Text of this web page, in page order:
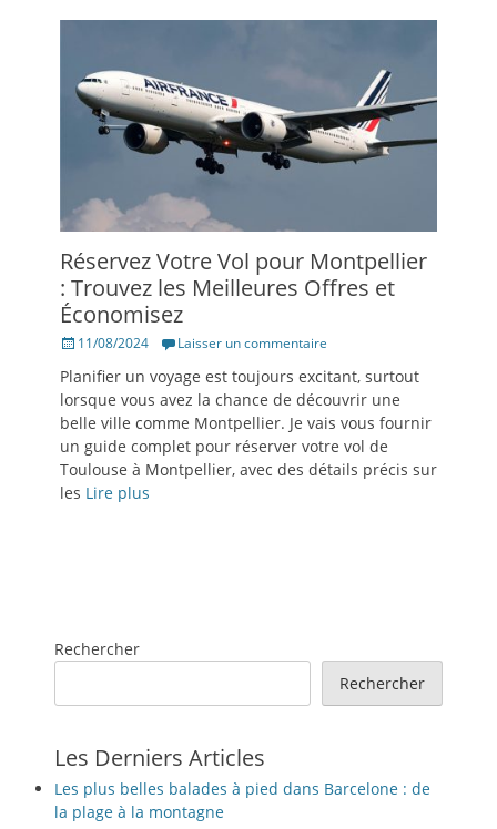
Réservez Votre Vol pour Montpellier
: Trouvez les Meilleures Offres et
Économisez
Posté11/08/2024 Laisser un commentaire
Planifier un voyage est toujours excitant, surtout
lorsque vous avez la chance de découvrir une
belle ville comme Montpellier. Je vais vous fournir
un guide complet pour réserver votre vol de
Toulouse à Montpellier, avec des détails précis sur
les Lire plus
Rechercher
Rechercher
Les Derniers Articles
Les plus belles balades à pied dans Barcelone : de
la plage à la montagne